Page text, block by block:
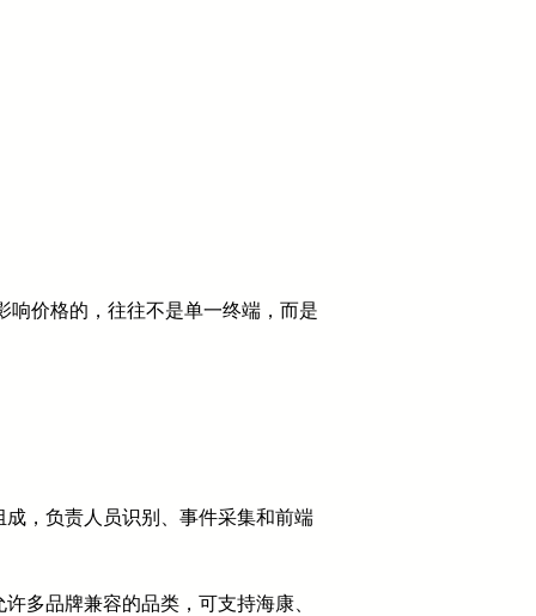
响价格的，往往不是单一终端，而是
，负责人员识别、事件采集和前端
多品牌兼容的品类，可支持海康、